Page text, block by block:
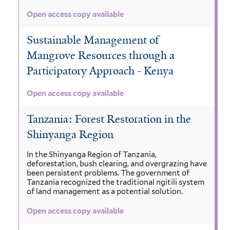
Open access copy available
Sustainable Management of
Mangrove Resources through a
Participatory Approach - Kenya
Open access copy available
Tanzania: Forest Restoration in the
Shinyanga Region
In the Shinyanga Region of Tanzania,
deforestation, bush clearing, and overgrazing have
been persistent problems. The government of
Tanzania recognized the traditional ngitili system
of land management as a potential solution.
Open access copy available